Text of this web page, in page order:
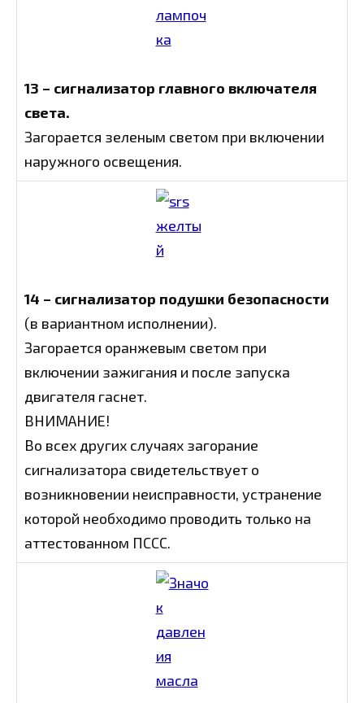
13 – сигнализатор главного включателя
света.
Загорается зеленым светом при включении
наружного освещения.
14 – сигнализатор подушки безопасности
(в вариантном исполнении).
Загорается оранжевым светом при
включении зажигания и после запуска
двигателя гаснет.
ВНИМАНИЕ!
Во всех других случаях загорание
сигнализатора свидетельствует о
возникновении неисправности, устранение
которой необходимо проводить только на
аттестованном ПССС.